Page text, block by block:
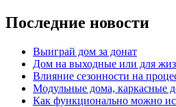
Последние новости
Выиграй дом за донат
Дом на выходные или для
Влияние сезонности на
Модульные дома, каркасные
Как функционально можно